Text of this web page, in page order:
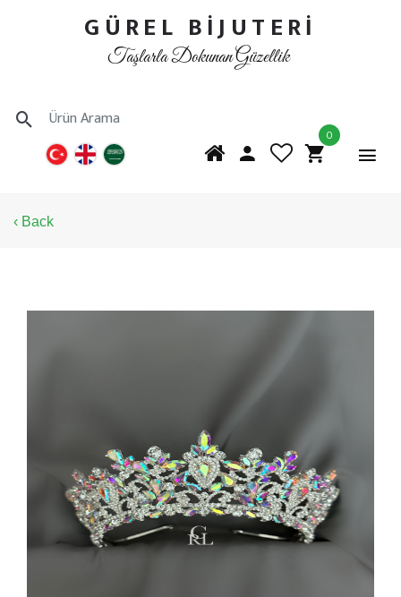
GÜREL BİJUTERİ
Taşlarla Dokunan Güzellik
0
‹ Back